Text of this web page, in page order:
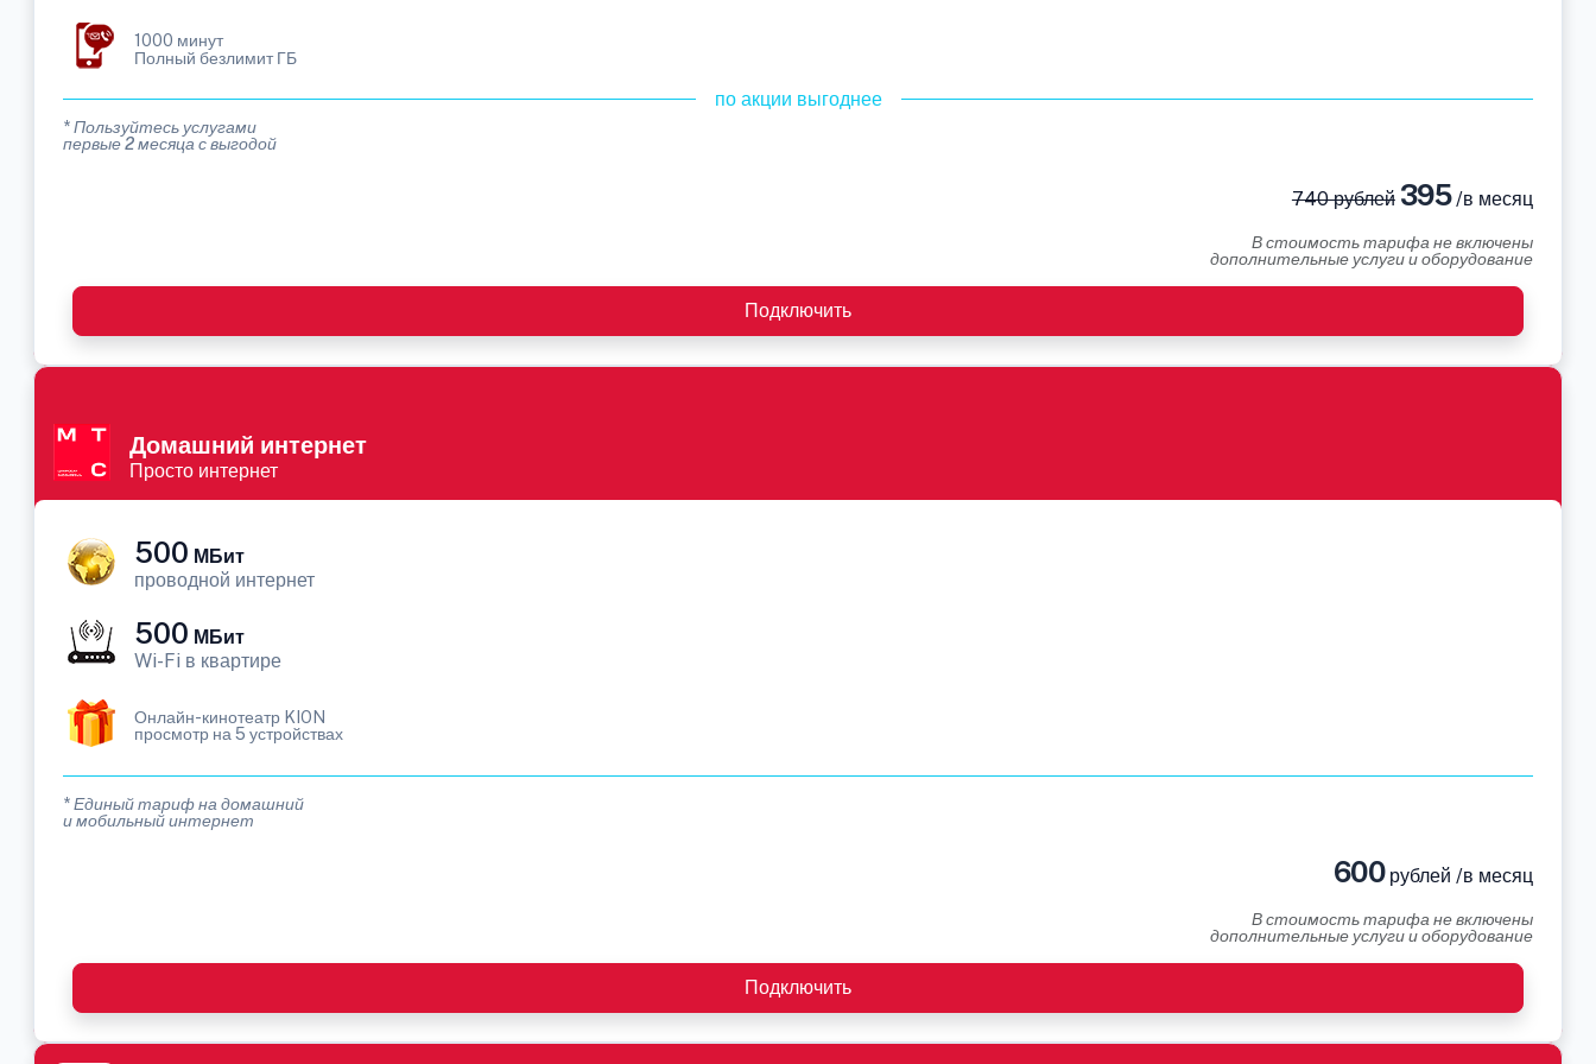
1000 минут
Полный безлимит ГБ
по акции выгоднее
* Пользуйтесь услугами
первые 2 месяца с выгодой
740 рублей395/в месяц
В стоимость тарифа не включены
дополнительные услуги и оборудование
Подключить
Домашний интернет
Просто интернет
500 МБит
проводной интернет
500 МБит
Wi-Fi в квартире
Онлайн-кинотеатр KION
просмотр на 5 устройствах
* Единый тариф на домашний
и мобильный интернет
600рублей /в месяц
В стоимость тарифа не включены
дополнительные услуги и оборудование
Подключить